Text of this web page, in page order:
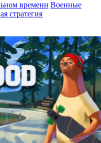
времени Военные
стратегия